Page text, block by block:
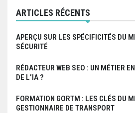
r
t
i
c
l
e
ARTICLES RÉCENTS
APERÇU SUR LES SPÉCIFICITÉS DU
SÉCURITÉ
RÉDACTEUR WEB SEO : UN MÉTIER
DE L’IA ?
FORMATION GORTM : LES CLÉS DU
GESTIONNAIRE DE TRANSPORT